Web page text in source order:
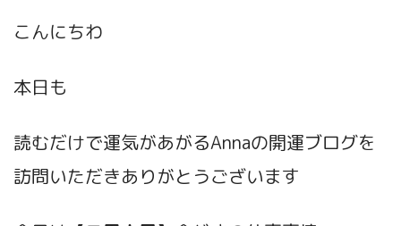
こんにちわ
本日も
読むだけで運気があがるAnnaの開運ブログを
訪問いただきありがとうございます